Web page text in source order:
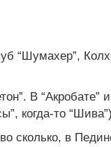
“Шумахер”,
В “Акробате”
когда-то
сколько, в